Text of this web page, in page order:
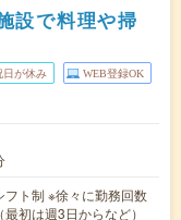
設で料理や掃
日が休み WEB登録OK
フト制 ※徐々に勤務回数
初は週3日からなど）